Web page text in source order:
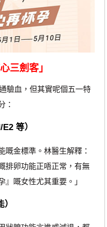
三劍客」
血，但其實呢個五一特
：
等）
金標準。林醫生解釋：
排卵功能正唔正常，有無
嘅女性尤其重要。」